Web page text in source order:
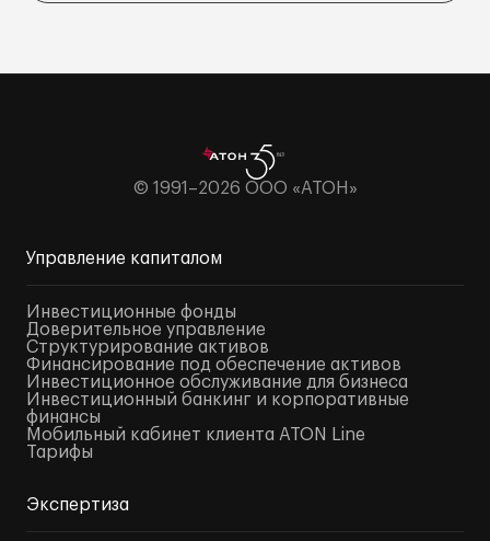
© 1991–2026 ООО «АТОН»
Управление капиталом
Инвестиционные фонды
Доверительное управление
Структурирование активов
Финансирование под обеспечение активов
Инвестиционное обслуживание для бизнеса
Инвестиционный банкинг и корпоративные
финансы
Мобильный кабинет клиента ATON Line
Тарифы
Экспертиза